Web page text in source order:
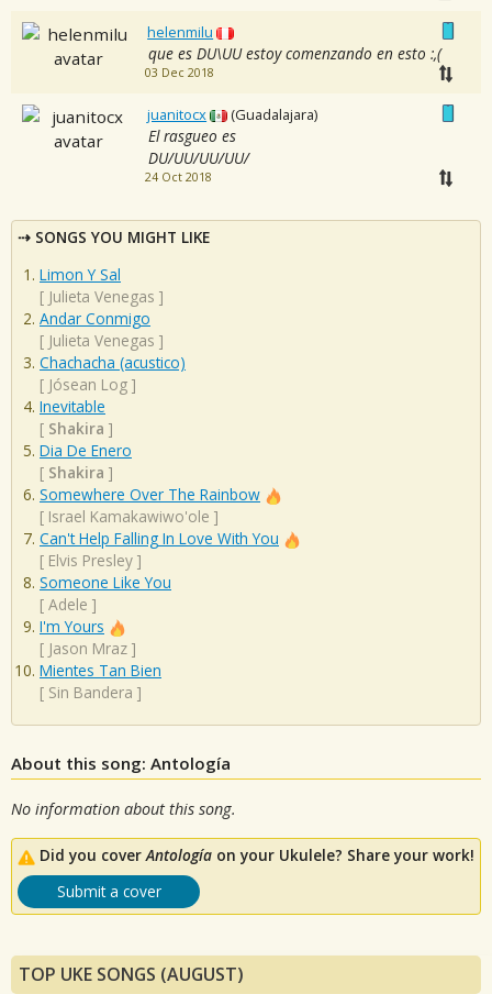
helenmilu
que es DU\UU estoy comenzando en esto :,(
03 Dec 2018
juanitocx (Guadalajara)
El rasgueo es
DU/UU/UU/UU/
24 Oct 2018
SONGS YOU MIGHT LIKE
Limon Y Sal
[ Julieta Venegas ]
Andar Conmigo
[ Julieta Venegas ]
Chachacha (acustico)
[ Jósean Log ]
Inevitable
[ Shakira ]
Dia De Enero
[ Shakira ]
Somewhere Over The Rainbow
[ Israel Kamakawiwo'ole ]
Can't Help Falling In Love With You
[ Elvis Presley ]
Someone Like You
[ Adele ]
I'm Yours
[ Jason Mraz ]
Mientes Tan Bien
[ Sin Bandera ]
About this song: Antología
No information about this song.
Did you coverAntología on your Ukulele? Share your work!
Submit a cover
TOP UKE SONGS (AUGUST)